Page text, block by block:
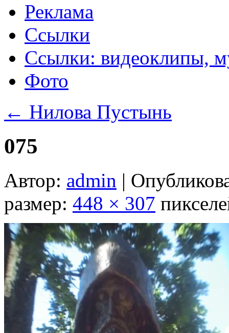
Реклама
Ссылки
Ссылки: видеоклипы,
Фото
← Нилова Пустынь
075
Автор: admin |
размер: 448 × 307